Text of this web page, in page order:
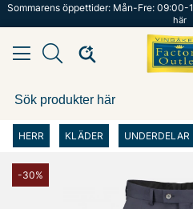
Sommarens öppettider: Mån-Fre:
här
HERR KLÄDER UNDERDELAR
-30%